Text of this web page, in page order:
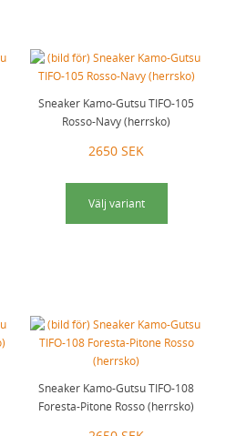
Sneaker Kamo-Gutsu TIFO-105
Rosso-Navy (herrsko)
2650 SEK
Välj variant
Sneaker Kamo-Gutsu TIFO-108
Foresta-Pitone Rosso (herrsko)